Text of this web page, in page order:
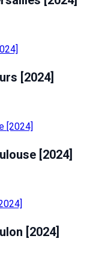
[2024]
[2024]
[2024]